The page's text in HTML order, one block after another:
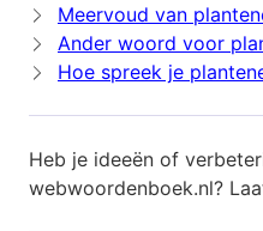
Meervoud van
Ander woord voor
Hoe spreek je
Heb je ideeën of
webwoordenboek.nl?